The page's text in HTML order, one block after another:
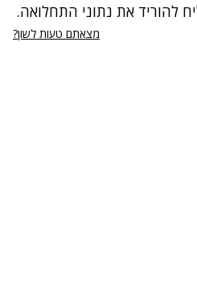
להוריד את נתוני התחלואה.
מצאתם טעות לשון?